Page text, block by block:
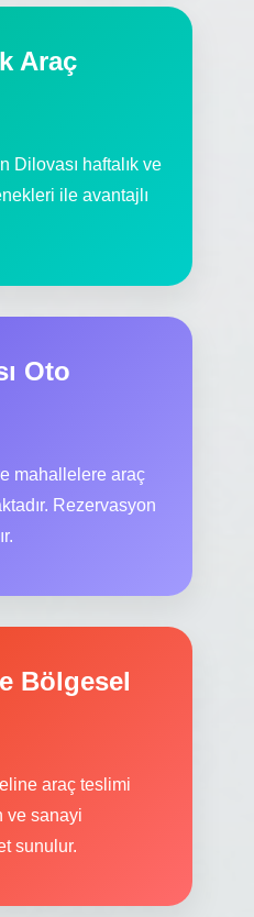
Araç
Dilovası haftalık ve
ile avantajlı
Oto
mahallelere araç
Rezervasyon
Bölgesel
araç teslimi
ve sanayi
sunulur.